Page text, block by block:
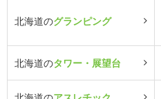
北海道のグランピング
北海道のタワー・展望台